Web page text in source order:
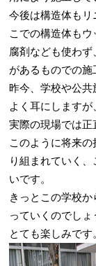
今後は構造体も
こでの構造体も
腐剤なども使わ
があるものでの施
昨今、学校や公
よく耳にしますが
実際の現場では正
このように将来
り組まれていく
いです。
きっとこの学校
っていくのでしょ
とても楽しみです